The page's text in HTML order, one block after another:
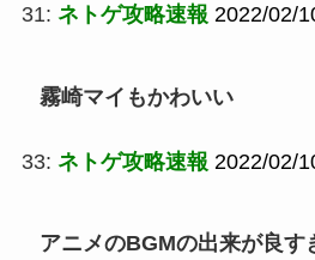
31: ネトゲ攻略速報 2022/02/
霧崎マイもかわいい
33: ネトゲ攻略速報 2022/02/
アニメのBGMの出来が良す